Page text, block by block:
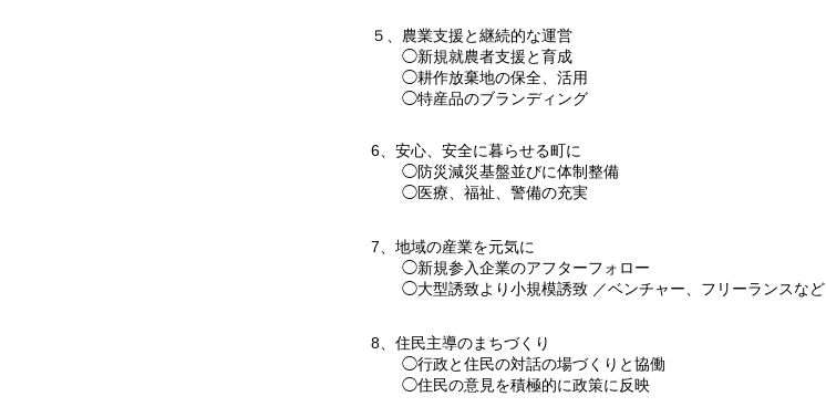
５、農業支援と継続的な運営
◯新規就農者支援と育成
◯耕作放棄地の保全、活用
◯特産品のブランディング
6、安心、安全に暮らせる町に
◯防災減災基盤並びに体制整備
◯医療、福祉、警備の充実
7、地域の産業を元気に
◯新規参入企業のアフターフォロー
◯大型誘致より小規模誘致 ／ベンチャー、フリーランスなど
8、住民主導のまちづくり
◯行政と住民の対話の場づくりと協働
◯住民の意見を積極的に政策に反映